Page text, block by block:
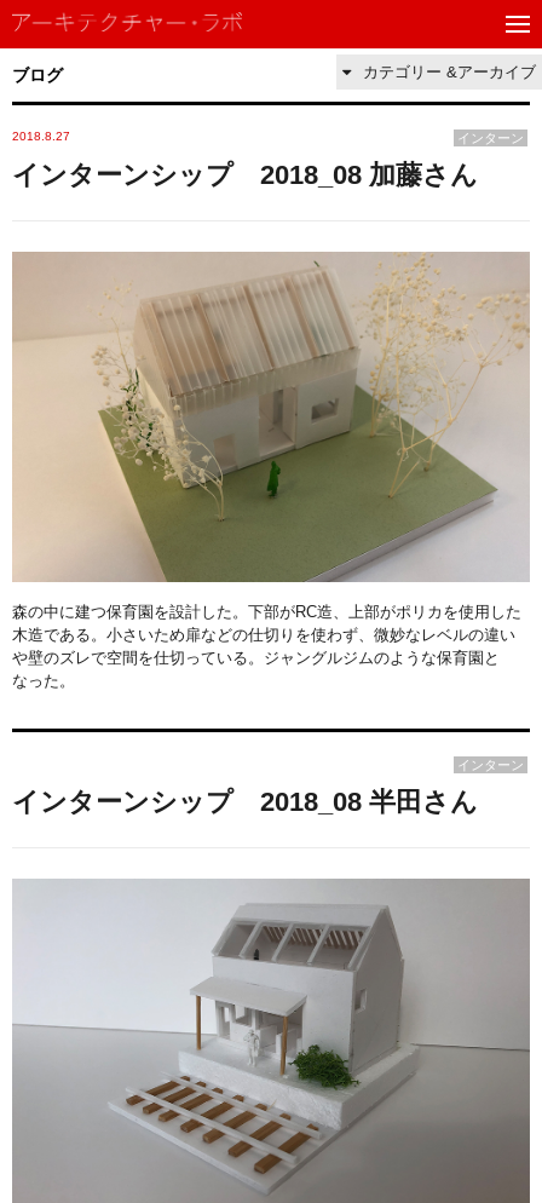
ブログ カテゴリー &アーカイブ
2018.8.27 インターン
インターンシップ 2018_08 加藤さん
森の中に建つ保育園を設計した。下部がRC造、上部がポリカを使用した
木造である。小さいため扉などの仕切りを使わず、微妙なレベルの違い
や壁のズレで空間を仕切っている。ジャングルジムのような保育園と
なった。
インターン
インターンシップ 2018_08 半田さん